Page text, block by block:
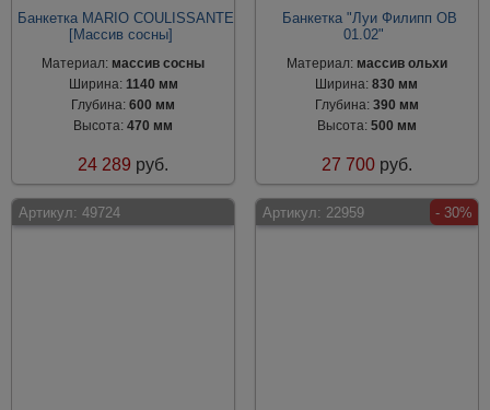
Банкетка MARIO COULISSANTE
[Массив сосны]
Материал: массив сосны
Ширина: 1140 мм
Глубина:600 мм
Высота:470 мм
24 289 руб.
Банкетка "Луи Филипп ОВ
01.02"
Материал: массив ольхи
Ширина:830 мм
Глубина: 390 мм
Высота: 500 мм
27 700 руб.
Артикул: 49724 Артикул: 22959 - 30%